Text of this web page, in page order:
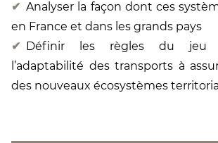
Analyser la façon dont ces
en France et dans les grands pays
Définir les règles du jeu
l’adaptabilité des transports à
des nouveaux écosystèmes